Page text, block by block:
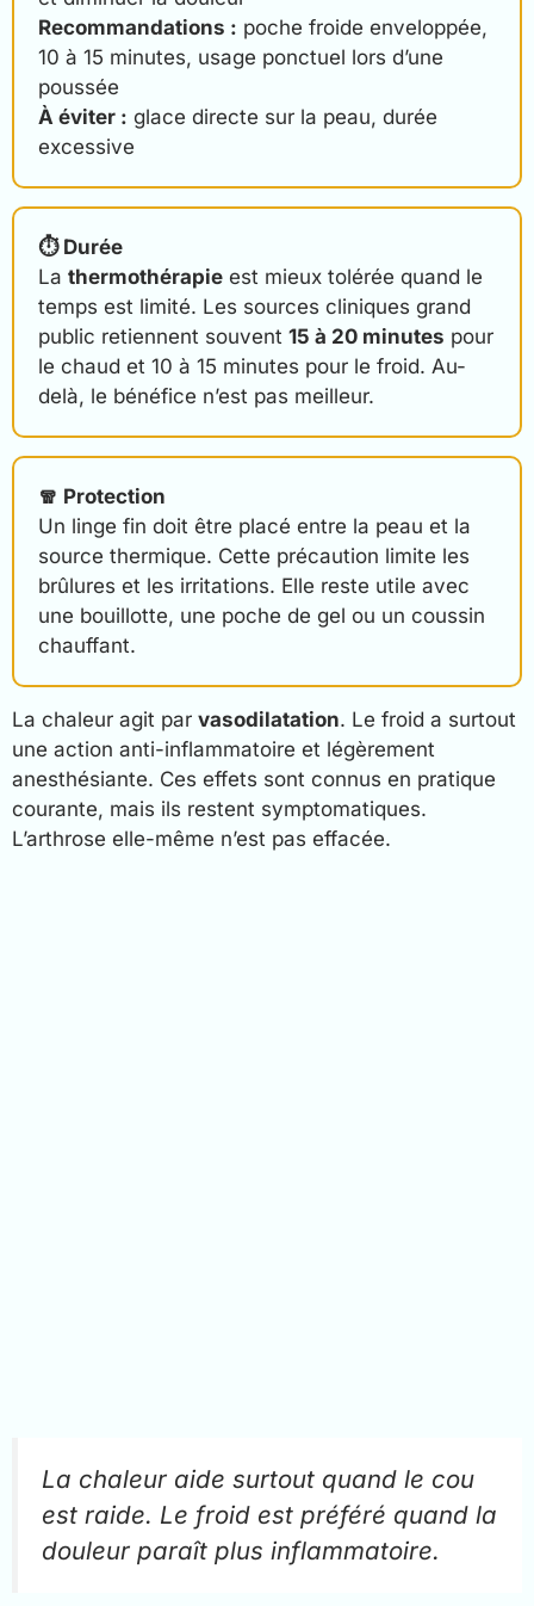
Recommandations : poche froide enveloppée,
10 à 15 minutes, usage ponctuel lors d’une
poussée
À éviter : glace directe sur la peau, durée
excessive
⏱️ Durée
La thermothérapie est mieux tolérée quand le
temps est limité. Les sources cliniques grand
public retiennent souvent 15 à 20 minutes pour
le chaud et 10 à 15 minutes pour le froid. Au-
delà, le bénéfice n’est pas meilleur.
🧣 Protection
Un linge fin doit être placé entre la peau et la
source thermique. Cette précaution limite les
brûlures et les irritations. Elle reste utile avec
une bouillotte, une poche de gel ou un coussin
chauffant.
La chaleur agit par vasodilatation. Le froid a surtout
une action anti-inflammatoire et légèrement
anesthésiante. Ces effets sont connus en pratique
courante, mais ils restent symptomatiques.
L’arthrose elle-même n’est pas effacée.
La chaleur aide surtout quand le cou
est raide. Le froid est préféré quand la
douleur paraît plus inflammatoire.